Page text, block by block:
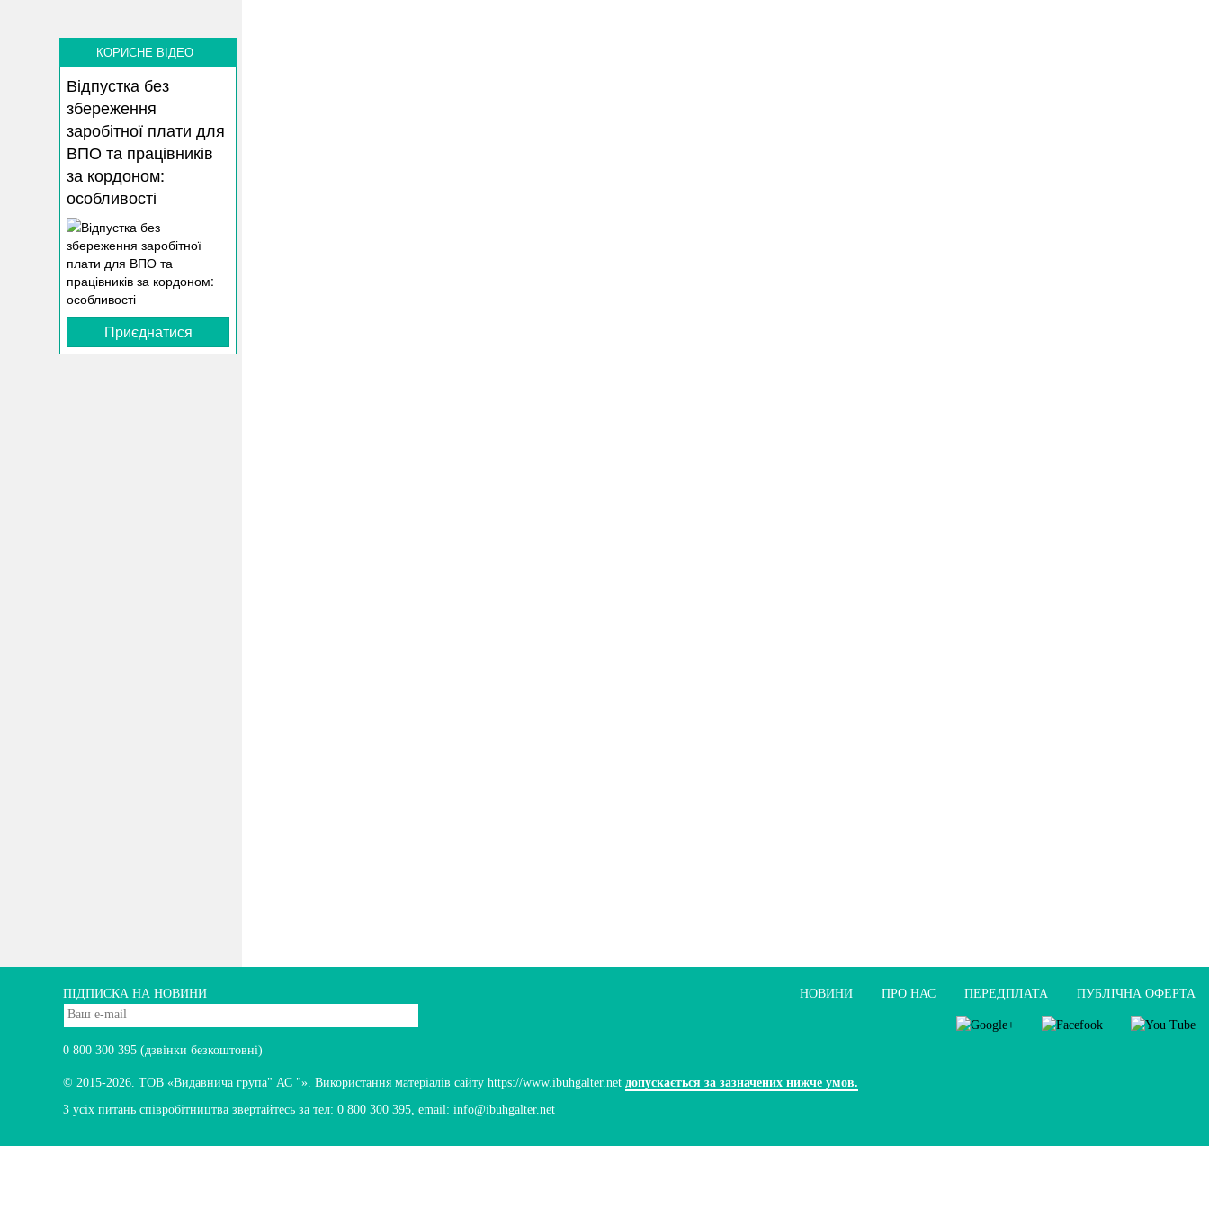
КОРИСНЕ ВІДЕО
Відпустка без
збереження
заробітної плати для
ВПО та працівників
за кордоном:
особливості
Приєднатися
ПІДПИСКА НА НОВИНИ
0 800 300 395 (дзвінки безкоштовні)
НОВИНИ ПРО НАС ПЕРЕДПЛАТА ПУБЛIЧНА ОФЕРТА
© 2015-2026. ТОВ «Видавнича група" АС "». Використання матеріалів сайту https://www.ibuhgalter.net допускається за зазначених нижче умов.
З усіх питань співробітництва звертайтесь за тел: 0 800 300 395, email: info@ibuhgalter.net